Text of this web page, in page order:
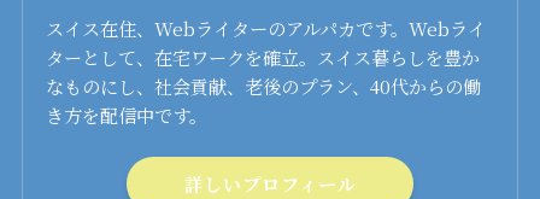
スイス在住、Webライターのアルパカです。Webライ
ターとして、在宅ワークを確立。スイス暮らしを豊か
なものにし、社会貢献、老後のプラン、40代からの働
き方を配信中です。
詳しいプロフィール